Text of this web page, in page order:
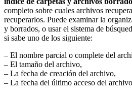
completo sobre cuales archivos
recuperarlos. Puede examinar la
y borrados, o usar el sistema de
si sabe uno de los siguiente:
– El nombre parcial o complete del
– El tamaño del archivo,
– La fecha de creación del archivo,
– La fecha del último acceso del archivo